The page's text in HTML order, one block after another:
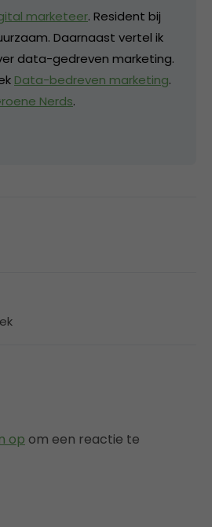
marketeer. Resident bij
Daarnaast vertel ik
data-gedreven marketing.
Data-bedreven marketing.
Nerds.
op om een reactie te